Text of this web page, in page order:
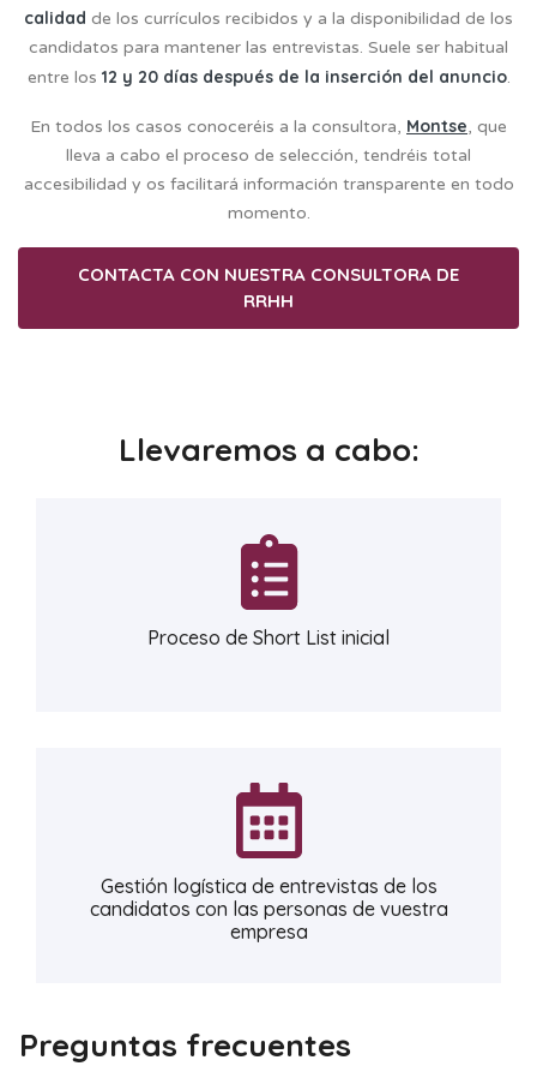
calidad de los currículos recibidos y a la disponibilidad de los
candidatos para mantener las entrevistas. Suele ser habitual
entre los 12 y 20 días después de la inserción del anuncio.
En todos los casos conoceréis a la consultora, Montse, que
lleva a cabo el proceso de selección, tendréis total
accesibilidad y os facilitará información transparente en todo
momento.
CONTACTA CON NUESTRA CONSULTORA DE
RRHH
Llevaremos a cabo:
Proceso de Short List inicial
Gestión logística de entrevistas de los
candidatos con las personas de vuestra
empresa
Preguntas frecuentes